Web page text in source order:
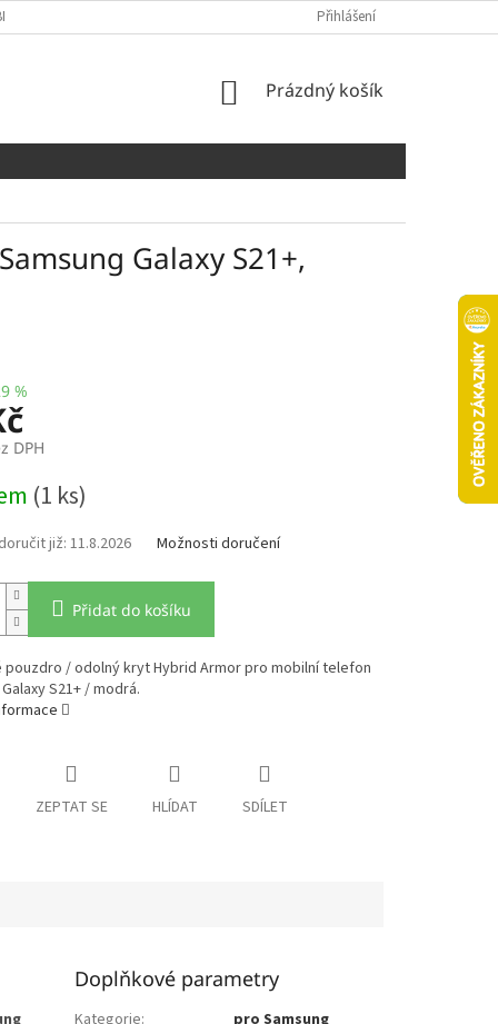
ÚDAJŮ Přihlášení
NÁKUPNÍ
Prázdný košík
Galaxy S21+,
%
DPH
(1 ks)
11.8.2026 Možnosti doručení
Přidat do košíku
pouzdro / odolný kryt Hybrid Armor pro mobilní telefon
S21+ / modrá.
ZEPTAT SE HLÍDAT SDÍLET
Doplňkové parametry